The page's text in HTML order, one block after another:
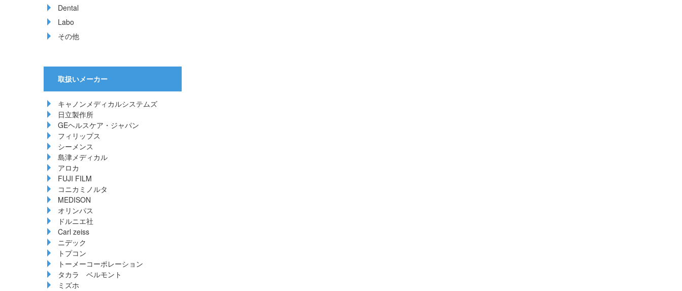
Dental
Labo
その他
取扱いメーカー
キャノンメディカルシステムズ
日立製作所
GEヘルスケア・ジャパン
フィリップス
シーメンス
島津メディカル
アロカ
FUJI FILM
コニカミノルタ
MEDISON
オリンパス
ドルニエ社
Carl zeiss
ニデック
トプコン
トーメーコーポレーション
タカラ ベルモント
ミズホ